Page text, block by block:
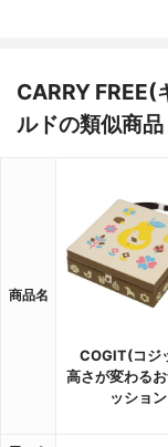
CARRY FREE(
ルドの類似商
商品名
COGIT(コジ
高さが変わる
ッション